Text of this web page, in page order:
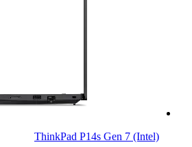
ThinkPad P14s Gen 7 (Intel)